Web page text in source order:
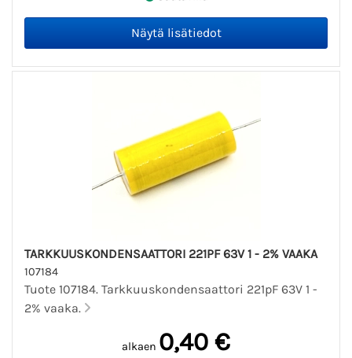
TARKKUUSKONDENSAATTORI 221PF 63V 1 - 2% VAAKA
107184
Tuote 107184. Tarkkuuskondensaattori 221pF 63V 1 -
2% vaaka.
alkaen 0,40 €